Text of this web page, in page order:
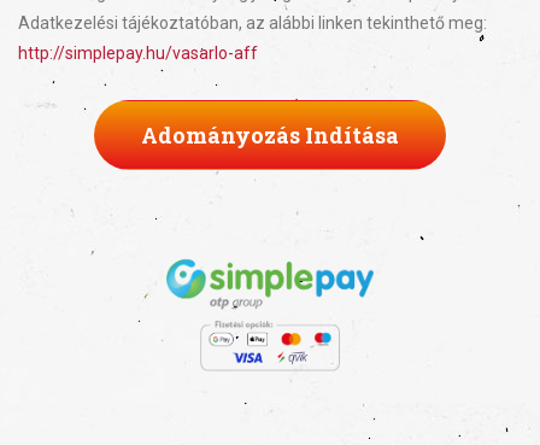
Adatkezelési tájékoztatóban, az alábbi linken tekinthető meg:
http://simplepay.hu/vasarlo-aff
Adományozás Indítása